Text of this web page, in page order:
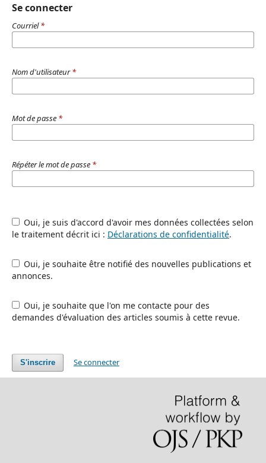
Se connecter
Courriel*
Nom d'utilisateur*
Mot de passe *
Répéter le mot de passe *
le traitement décrit ici : Déclarations de confidentialité.
annonces.
demandes d'évaluation des articles soumis à cette revue.
S'inscrire Se connecter